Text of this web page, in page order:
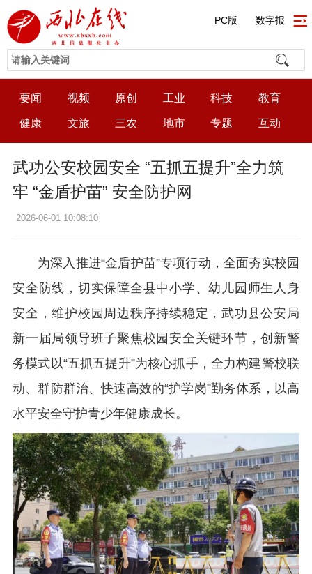
PC版 数字报
要闻 视频 原创 工业 科技 教育
健康 文旅 三农 地市 专题 互动
武功公安校园安全 “五抓五提升”全力筑
牢 “金盾护苗” 安全防护网
2026-06-01 10:08:10
为深入推进“金盾护苗”专项行动，全面夯实校园
安全防线，切实保障全县中小学、幼儿园师生人身
安全，维护校园周边秩序持续稳定，武功县公安局
新一届局领导班子聚焦校园安全关键环节，创新警
务模式以“五抓五提升”为核心抓手，全力构建警校联
动、群防群治、快速高效的“护学岗”勤务体系，以高
水平安全守护青少年健康成长。